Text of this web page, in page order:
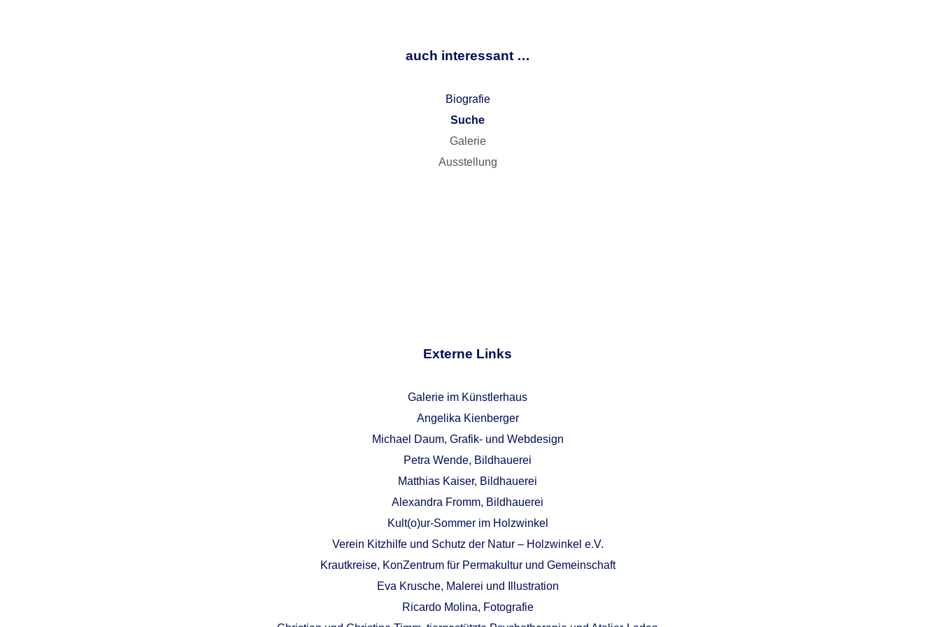
auch interessant …
Biografie
Suche
Galerie
Ausstellung
Externe Links
Galerie im Künstlerhaus
Angelika Kienberger
Michael Daum, Grafik- und Webdesign
Petra Wende, Bildhauerei
Matthias Kaiser, Bildhauerei
Alexandra Fromm, Bildhauerei
Kult(o)ur-Sommer im Holzwinkel
Verein Kitzhilfe und Schutz der Natur – Holzwinkel e.V.
Krautkreise, KonZentrum für Permakultur und Gemeinschaft
Eva Krusche, Malerei und Illustration
Ricardo Molina, Fotografie